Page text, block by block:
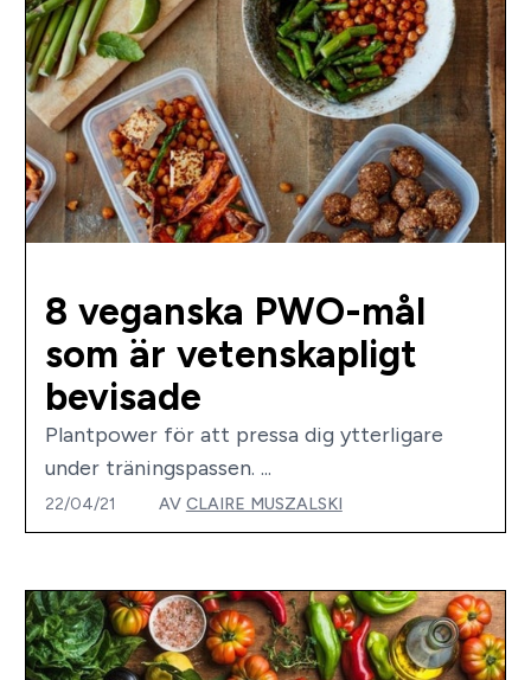
8 veganska PWO-mål
som är vetenskapligt
bevisade
Plantpower för att pressa dig ytterligare
under träningspassen. ...
22/04/21 AV CLAIRE MUSZALSKI